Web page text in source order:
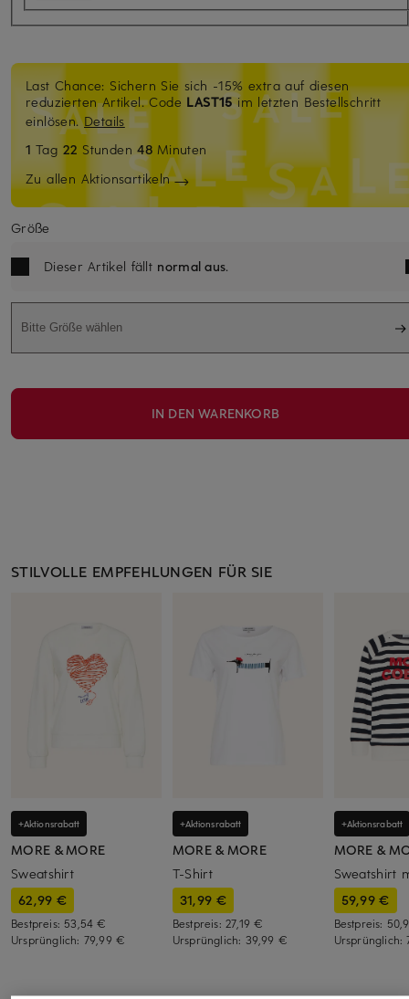
Last Chance: Sichern Sie sich -15% extra auf diesen
reduzierten Artikel. Code LAST15im letzten Bestellschritt
einlösen.Details
1 Tag 22 Stunden48 Minuten
Zu allen Aktionsartikeln
Größe
Dieser Artikel fällt normal aus.
Bitte Größe wählen
IN DEN WARENKORB
STILVOLLE EMPFEHLUNGEN FÜR SIE
+Aktionsrabatt
MORE & MORE
Sweatshirt
62,99 €
Bestpreis: 53,54 €
Ursprünglich: 79,99 €
+Aktionsrabatt
MORE & MORE
T-Shirt
31,99 €
Bestpreis: 27,19 €
Ursprünglich: 39,99 €
+Aktionsrabatt
MORE &
Sweatshirt
59,99 €
Bestpreis:
Ursprünglich: